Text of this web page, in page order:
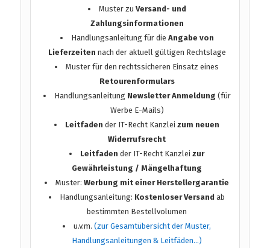
Muster zu Versand- und
Zahlungsinformationen
Handlungsanleitung für die Angabe von
Lieferzeiten nach der aktuell gültigen Rechtslage
Muster für den rechtssicheren Einsatz eines
Retourenformulars
Handlungsanleitung Newsletter Anmeldung (für
Werbe E-Mails)
Leitfaden der IT-Recht Kanzleizum neuen
Widerrufsrecht
Leitfaden der IT-Recht Kanzleizur
Gewährleistung / Mängelhaftung
Muster:Werbung mit einer Herstellergarantie
Handlungsanleitung: Kostenloser Versand ab
bestimmten Bestellvolumen
u.v.m.(zur Gesamtübersicht der Muster,
Handlungsanleitungen & Leitfäden…)